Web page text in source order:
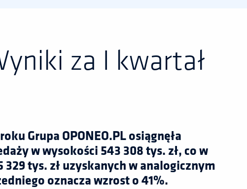
za I kwartał
Grupa OPONEO.PL osiągnęła
w wysokości 543 308 tys. zł, co w
tys. zł uzyskanych w analogicznym
oznacza wzrost o 41%.